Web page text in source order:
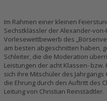
Im Rahmen einer kleinen
Sechstklässler der Alexander-
Vorlesewettbewerb des
am besten abgeschnitten haben,
Schleiter, die die Moderation
Leistungen der acht Klassen-
sich ihre Mitschüler des
die Ehrung durch den Auftritt des
Leitung von Christian Reinstädtler.